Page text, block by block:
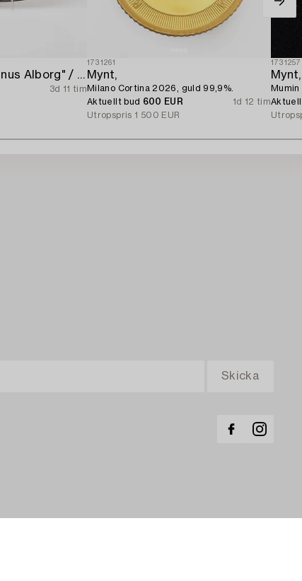
Namnbräda "Magnus Alborg" / "Veritas XXII Köbenhavn".
3d 11 tim
1731261
Mynt,
Milano Cortina 2026, guld 99,9%.
Aktuellt bud 600 EUR
1d 12 tim
Utropspris 1 500 EUR
1731257
Mynt,